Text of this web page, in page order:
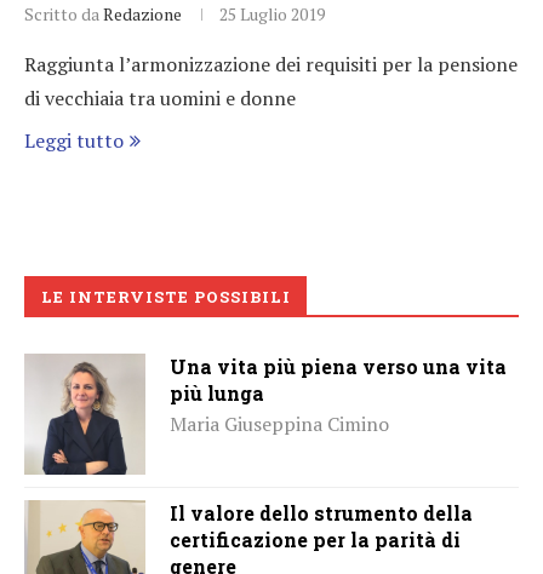
Scritto da Redazione 25 Luglio 2019
Raggiunta l’armonizzazione dei requisiti per la pensione
di vecchiaia tra uomini e donne
Leggi tutto
LE INTERVISTE POSSIBILI
Una vita più piena verso una vita
più lunga
Maria Giuseppina Cimino
Il valore dello strumento della
certificazione per la parità di
genere